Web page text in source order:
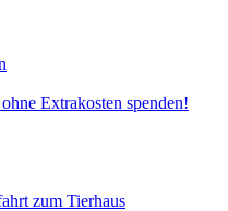
Extrakosten spenden!
zum Tierhaus